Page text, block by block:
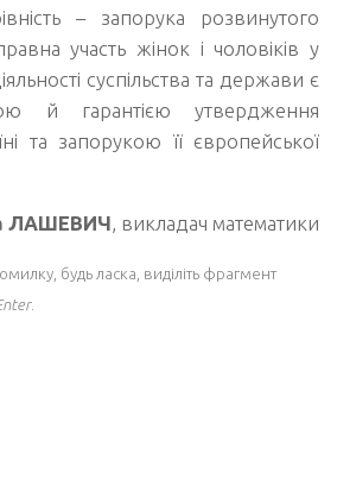
– запорука розвинутого
участь жінок і чоловіків у
суспільства та держави є
й гарантією утвердження
та запорукою її європейської
ЛАШЕВИЧ, викладач математики
будь ласка, виділіть фрагмент
.